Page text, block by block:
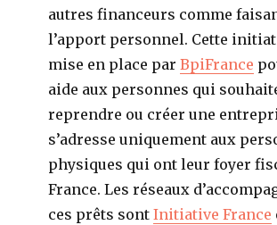
autres financeurs comme
l’apport personnel. Cette
mise en place parBpiFrance
aide aux personnes qui
reprendre ou créer une
s’adresse uniquement aux
physiques qui ont leur foyer
France. Les réseaux
ces prêts sontInitiative France